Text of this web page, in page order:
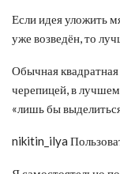
Если идея уложить
уже возведён, то
Обычная квадратная
черепицей, в лучшем
«лишь бы
nikitin_ilya